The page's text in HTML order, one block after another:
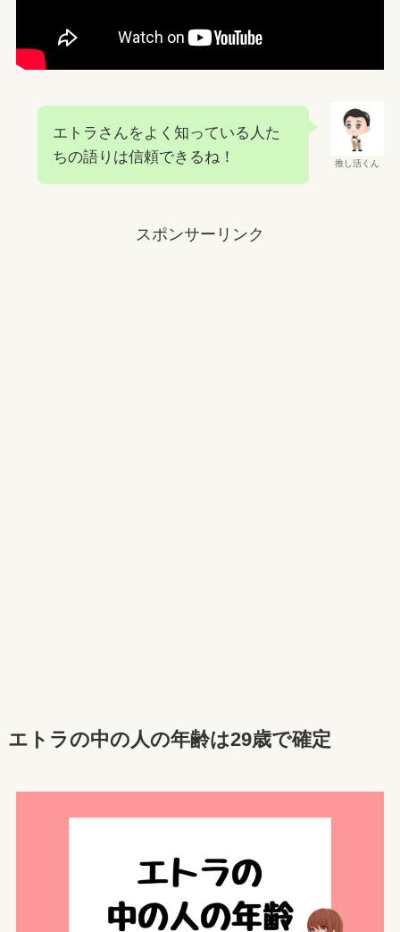
推し活くん
エトラさんをよく知っている人た
ちの語りは信頼できるね！
スポンサーリンク
エトラの中の人の年齢は29歳で確定